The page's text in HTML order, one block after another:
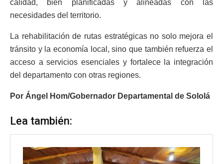
calidad, bien planificadas y alineadas con las
necesidades del territorio.
La rehabilitación de rutas estratégicas no solo mejora el
tránsito y la economía local, sino que también refuerza el
acceso a servicios esenciales y fortalece la integración
del departamento con otras regiones.
Por Ángel Hom/Gobernador Departamental de Sololá
Lea también: